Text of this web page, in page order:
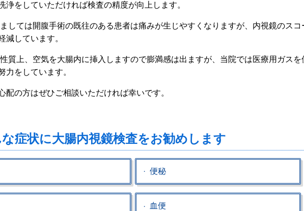
浄をしていただければ検査の精度が向上します。
しては開腹手術の既往のある患者は痛みが生じやすくなりますが、内視鏡のス
減しています。
質上、空気を大腸内に挿入しますので膨満感は出ますが、当院では医療用ガス
力をしています。
配の方はぜひご相談いただければ幸いです。
症状に大腸内視鏡検査をお勧めします
便秘
血便